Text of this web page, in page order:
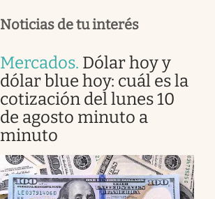
Noticias de tu interés
Mercados. Dólar hoy y
dólar blue hoy: cuál es la
cotización del lunes 10
de agosto minuto a
minuto